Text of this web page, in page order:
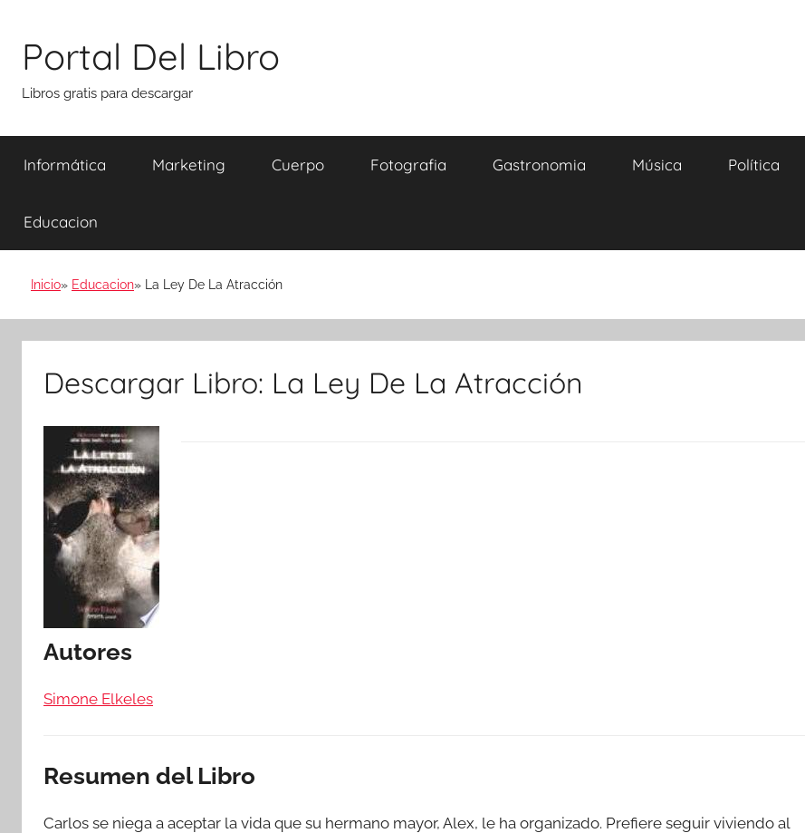
contenido
Portal Del Libro
Libros gratis para descargar
Informática Marketing Cuerpo Fotografia Gastronomia Música Política
Educacion
Inicio Educacion La Ley De La Atracción
Descargar Libro: La Ley De La Atracción
Autores
Simone Elkeles
Resumen del Libro
Carlos se niega a aceptar la vida que su hermano mayor, Alex, le ha organizado. Prefiere seguir viviendo al